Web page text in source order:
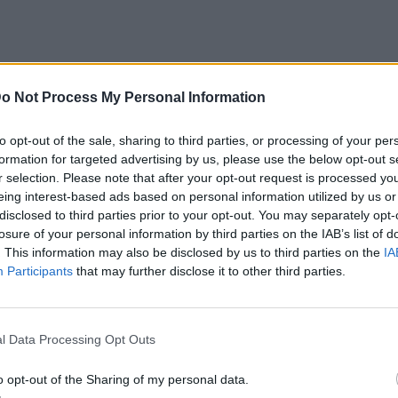
Not Process My Personal Information
opt-out of the sale, sharing to third parties, or processing of your
for targeted advertising by us, please use the below opt-out
selection. Please note that after your opt-out request is processed
interest-based ads based on personal information utilized by us
to third parties prior to your opt-out. You may separately
of your personal information by third parties on the IAB’s list of
This information may also be disclosed by us to third parties on the
Participants that may further disclose it to other third parties.
Data Processing Opt Outs
opt-out of the Sharing of my personal data.
χαρακτηριστικά που τρελαίνουν τις
των βασιλιάδων. Αν δεν έχει
στο καβούκι σου και μείνει εκεί
να την αποκτήσεις. Οι γυναίκες θέλουν
καθώς αυτό τους εμπνέει
που μπορούν να στηριχθούν για